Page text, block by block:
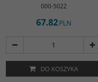
000-5022
67.82PLN
DO KOSZYKA